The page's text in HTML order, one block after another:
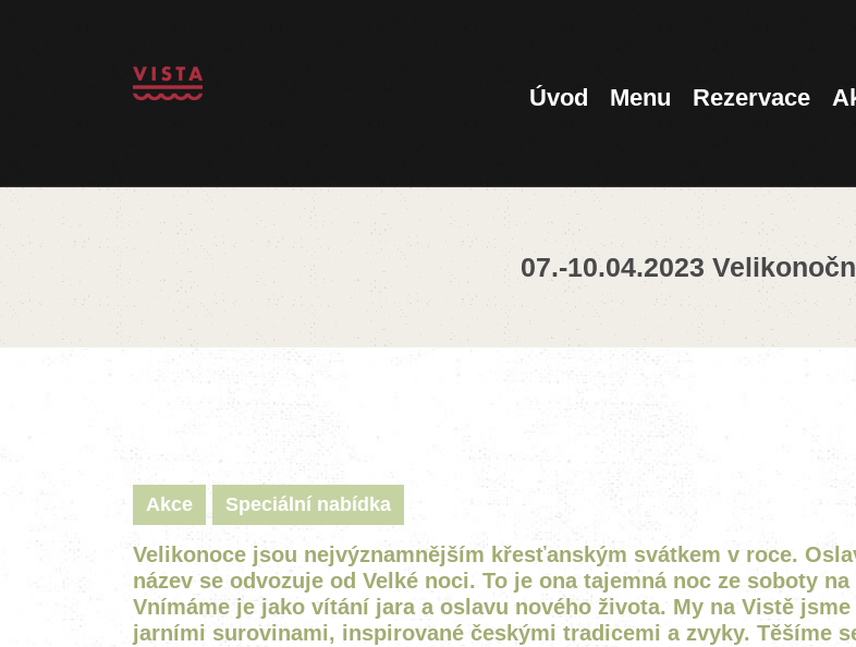
Úvod Menu Rezervace
07.-10.04.2023
MENU
Akce Speciální nabídka
Velikonoce jsou nejvýznamnějším křesťanským svátkem v roce.
název se odvozuje od Velké noci. To je ona tajemná noc ze soboty
Vnímáme je jako vítání jara a oslavu nového života. My na Vistě
jarními surovinami, inspirované českými tradicemi a zvyky. Těšíme